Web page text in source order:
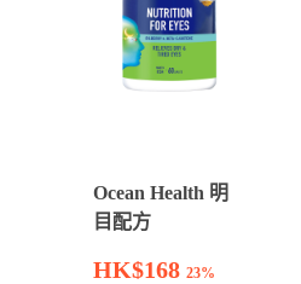
Ocean Health 明
目配方
HK$168 23%